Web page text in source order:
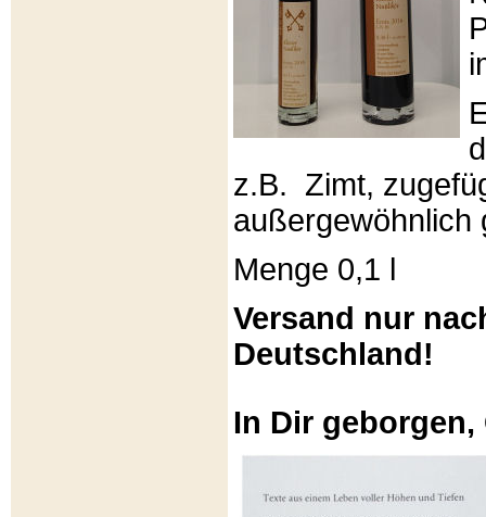
z.B. Zimt,
außergewöhnlich
Menge 0,1 l
Versand nur
Deutschland!
In Dir geborgen,